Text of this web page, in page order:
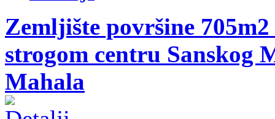
Zemljište površine
strogom centru Sanskog
Mahala